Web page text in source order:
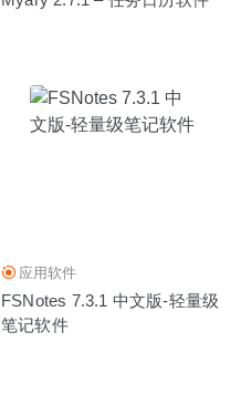
应用软件
FSNotes 7.3.1 中文版-轻量级
笔记软件